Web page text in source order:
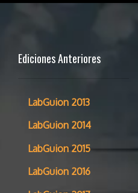
Ediciones Anteriores
LabGuion 2013
LabGuion 2014
LabGuion 2015
LabGuion 2016